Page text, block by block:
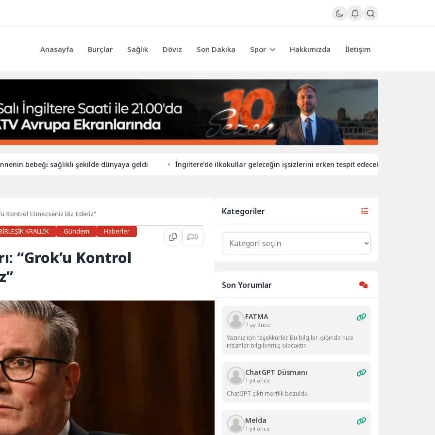
Anasayfa Burçlar Sağlık Döviz Son Dakika Spor Hakkımızda İletişim
sağlıklı şekilde dünyaya geldi İngiltere’de ilkokullar geleceğin işsizlerini erken tespit edecek
Kontrol Etmezseniz Biz Ederiz”
KRALLIK Gündem
Haberler
0
“Grok’u Kontrol
Kategoriler
Kategoriler
Son Yorumlar
FATMA
7 ay önce
Yazınız için teşekkürler. Bu bilgiler ışığında nice
insanlar bilgilenmiş olacaktır.
ChatGPT Düsmanı
1 yıl önce
ChatGPT çıktı mertlik bozuldu
Melda
1 yıl önce